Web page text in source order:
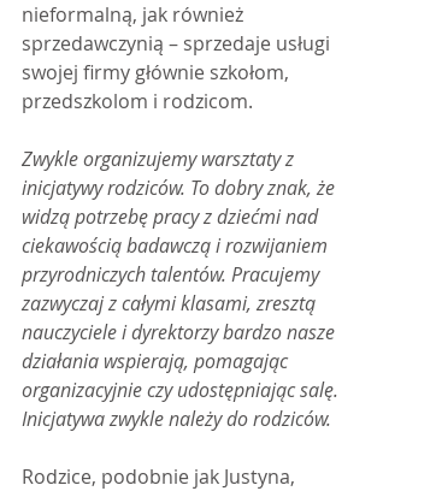
nieformalną, jak również
sprzedawczynią – sprzedaje usługi
swojej firmy głównie szkołom,
przedszkolom i rodzicom.
Zwykle organizujemy warsztaty z
inicjatywy rodziców. To dobry znak, że
widzą potrzebę pracy z dziećmi nad
ciekawością badawczą i rozwijaniem
przyrodniczych talentów. Pracujemy
zazwyczaj z całymi klasami, zresztą
nauczyciele i dyrektorzy bardzo nasze
działania wspierają, pomagając
organizacyjnie czy udostępniając salę.
Inicjatywa zwykle należy do rodziców.
Rodzice, podobnie jak Justyna,